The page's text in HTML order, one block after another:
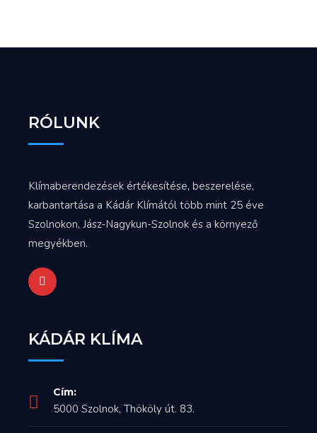
RÓLUNK
Klímaberendezések értékesítése, beszerelése,
karbantartása a Kádár Klímától több mint 25 éve
Szolnokon, Jász-Nagykun-Szolnok és a környező
megyékben.
KÁDÁR KLÍMA
Cím:
5000 Szolnok, Thököly út. 83.